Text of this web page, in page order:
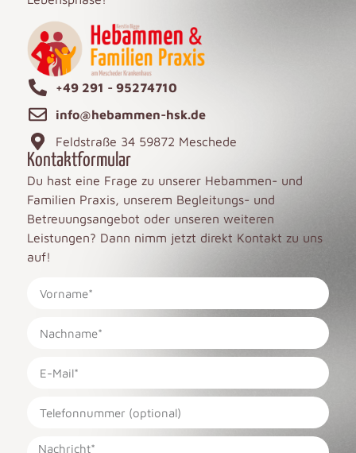
+49 291 - 95274710
info@hebammen-hsk.de
Feldstraße 34 59872 Meschede
Kontaktformular
Du hast eine Frage zu unserer Hebammen- und
Familien Praxis, unserem Begleitungs- und
Betreuungsangebot oder unseren weiteren
Leistungen? Dann nimm jetzt direkt Kontakt zu uns
auf!